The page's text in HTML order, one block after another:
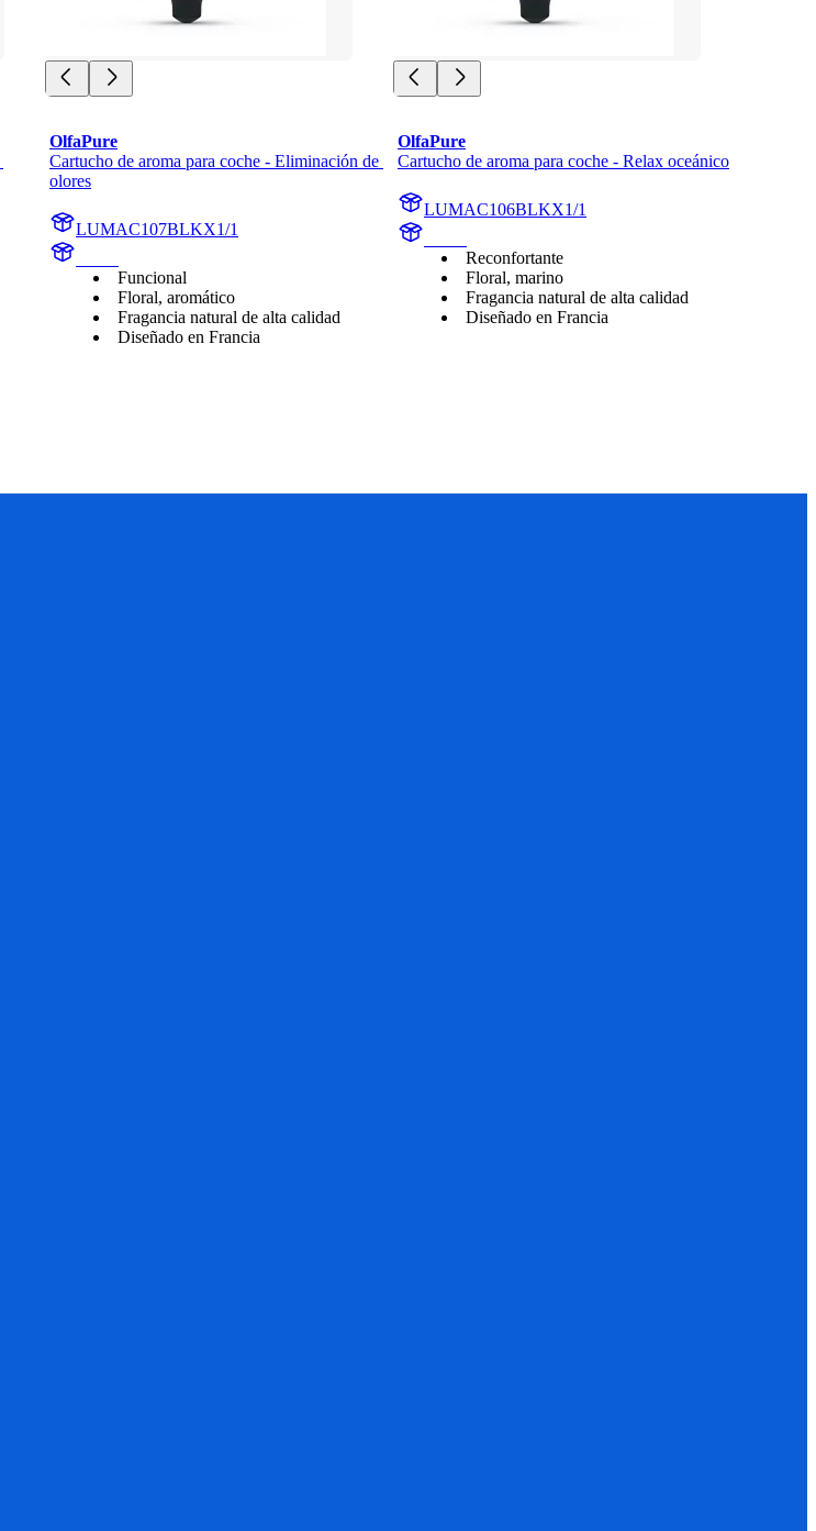
OlfaPure
Cartucho de aroma para coche - Eliminación de
olores
LUMAC107BLKX1/1
Funcional
Floral, aromático
Fragancia natural de alta calidad
Diseñado en Francia
OlfaPure
Cartucho de aroma para coche - Relax oceánico
LUMAC106BLKX1/1
Reconfortante
Floral, marino
Fragancia natural de alta calidad
Diseñado en Francia